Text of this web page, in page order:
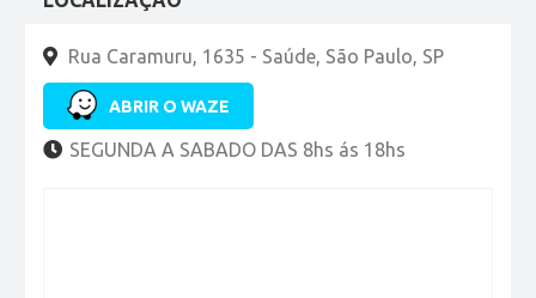
Rua Caramuru, 1635 - Saúde, São Paulo, SP
ABRIR O WAZE
SEGUNDA A SABADO DAS 8hs ás 18hs